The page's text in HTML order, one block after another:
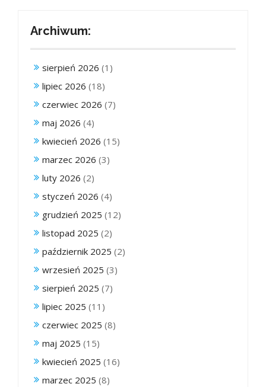
Archiwum:
sierpień 2026 (1)
lipiec 2026 (18)
czerwiec 2026 (7)
maj 2026 (4)
kwiecień 2026 (15)
marzec 2026 (3)
luty 2026 (2)
styczeń 2026 (4)
grudzień 2025 (12)
listopad 2025 (2)
październik 2025 (2)
wrzesień 2025 (3)
sierpień 2025 (7)
lipiec 2025 (11)
czerwiec 2025 (8)
maj 2025 (15)
kwiecień 2025 (16)
marzec 2025 (8)